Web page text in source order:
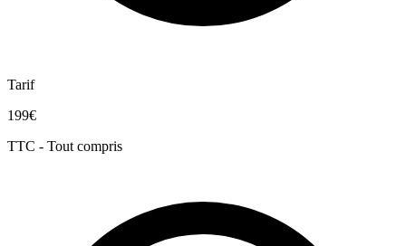
Tarif
199€
TTC - Tout compris